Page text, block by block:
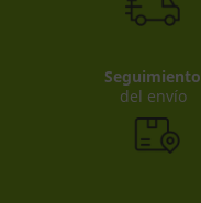
Seguimiento
del envío